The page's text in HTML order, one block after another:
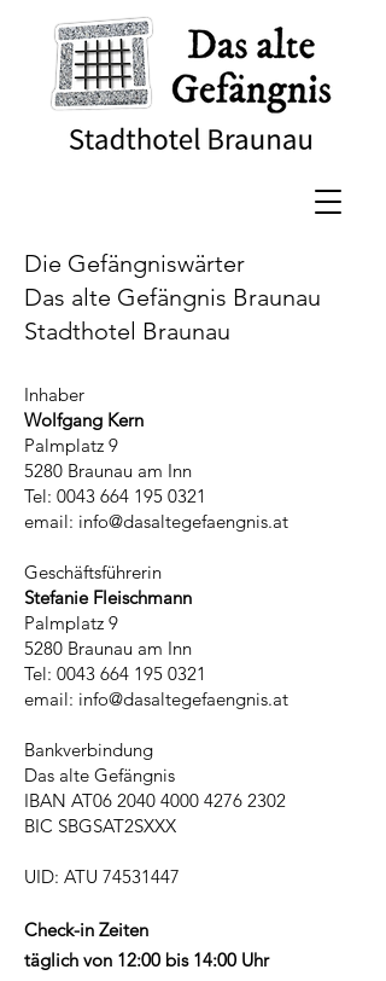
Die Gefängniswärter
Das alte Gefängnis Braunau
Stadthotel Braunau
Inhaber
Wolfgang Kern
Palmplatz 9
5280 Braunau am Inn
Tel: 0043 664 195 0321
email: info@dasaltegefaengnis.at
Geschäftsführerin
Stefanie Fleischmann
Palmplatz 9
5280 Braunau am Inn
Tel: 0043 664 195 0321
email: info@dasaltegefaengnis.at
Bankverbindung
Das alte Gefängnis
IBAN AT06 2040 4000 4276 2302
BIC SBGSAT2SXXX
UID: ATU 74531447
Check-in Zeiten
täglich von 12:00 bis 14:00 Uhr